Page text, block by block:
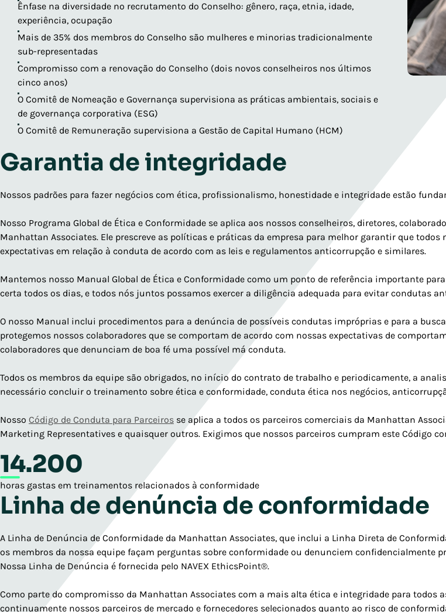
Ênfase na diversidade no recrutamento do Conselho: gênero, raça, etnia, idade,
experiência, ocupação
Mais de 35% dos membros do Conselho são mulheres e minorias tradicionalmente
sub-representadas
Compromisso com a renovação do Conselho (dois novos conselheiros nos últimos
cinco anos)
O Comitê de Nomeação e Governança supervisiona as práticas ambientais, sociais e
de governança corporativa (ESG)
O Comitê de Remuneração supervisiona a Gestão de Capital Humano (HCM)
Garantia de integridade
Nossos padrões para fazer negócios com ética, profissionalismo, honestidade e integridade estão
Nosso Programa Global de Ética e Conformidade se aplica aos nossos conselheiros, diretores,
Manhattan Associates. Ele prescreve as políticas e práticas da empresa para melhor garantir que
expectativas em relação à conduta de acordo com as leis e regulamentos anticorrupção e similares.
Mantemos nosso Manual Global de Ética e Conformidade como um ponto de referência importante
certa todos os dias, e todos nós juntos possamos exercer a diligência adequada para evitar condutas
O nosso Manual inclui procedimentos para a denúncia de possíveis condutas impróprias e para a
protegemos nossos colaboradores que se comportam de acordo com nossas expectativas de
colaboradores que denunciam de boa fé uma possível má conduta.
Todos os membros da equipe são obrigados, no início do contrato de trabalho e periodicamente, a
necessário concluir o treinamento sobre ética e conformidade, conduta ética nos negócios,
Nosso Código de Conduta para Parceiros se aplica a todos os parceiros comerciais da Manhattan
Marketing Representatives e quaisquer outros. Exigimos que nossos parceiros cumpram este Código
14.200
horas gastas em treinamentos relacionados à conformidade
Linha de denúncia de conformidade
A Linha de Denúncia de Conformidade da Manhattan Associates, que inclui a Linha Direta de
os membros da nossa equipe façam perguntas sobre conformidade ou denunciem confidencialmente
Nossa Linha de Denúncia é fornecida pelo NAVEX EthicsPoint®.
Como parte do compromisso da Manhattan Associates com a mais alta ética e integridade para todos
continuamente nossos parceiros de mercado e fornecedores selecionados quanto ao risco de